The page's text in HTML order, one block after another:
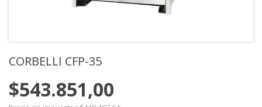
CORBELLI CFP-35
$543.851,00